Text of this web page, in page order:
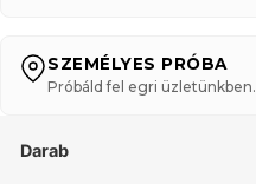
SZEMÉLYES PRÓBA
Próbáld fel egri üzletünkben.
Darab